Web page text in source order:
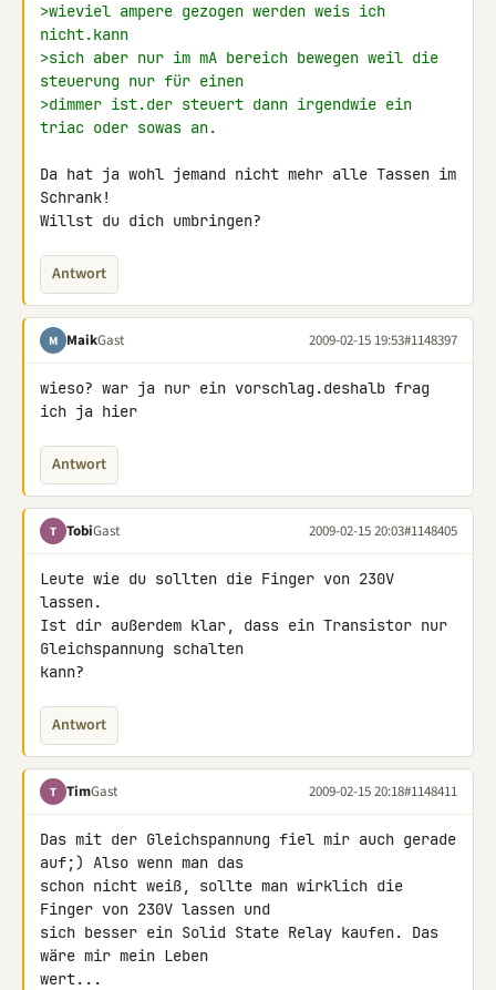
>wieviel ampere gezogen werden weis ich
nicht.kann
>sich aber nur im mA bereich bewegen weil die
steuerung nur für einen
>dimmer ist.der steuert dann irgendwie ein
triac oder sowas an.
Da hat ja wohl jemand nicht mehr alle Tassen im
Schrank!
Willst du dich umbringen?
Antwort
M MaikGast 2009-02-15 19:53#1148397
wieso? war ja nur ein vorschlag.deshalb frag
ich ja hier
Antwort
T TobiGast 2009-02-15 20:03#1148405
Leute wie du sollten die Finger von 230V
lassen.
Ist dir außerdem klar, dass ein Transistor nur
Gleichspannung schalten
kann?
Antwort
T TimGast 2009-02-15 20:18#1148411
Das mit der Gleichspannung fiel mir auch gerade
auf;) Also wenn man das
schon nicht weiß, sollte man wirklich die
Finger von 230V lassen und
sich besser ein Solid State Relay kaufen. Das
wäre mir mein Leben
wert...